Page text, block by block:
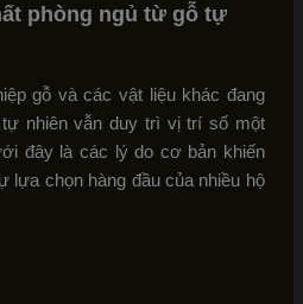
phòng ngủ từ gỗ tự
gỗ và các vật liệu khác đang
nhiên vẫn duy trì vị trí số một
đây là các lý do cơ bản khiến
lựa chọn hàng đầu của nhiều hộ